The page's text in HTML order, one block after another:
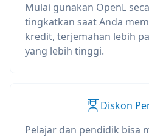
Mulai gunakan OpenL
tingkatkan saat Anda
kredit, terjemahan lebih
yang lebih tinggi.
Diskon
Pelajar dan pendidik bisa